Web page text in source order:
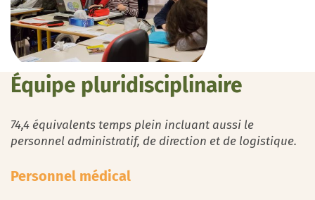
Équipe pluridisciplinaire
74,4 équivalents temps plein incluant aussi le
personnel administratif, de direction et de logistique.
Personnel médical